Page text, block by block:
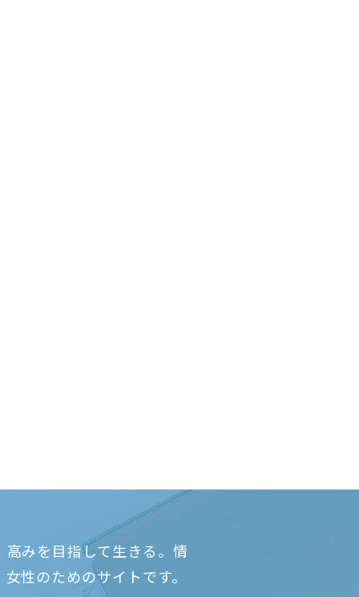
みを目指して生きる。情
性のためのサイトです。